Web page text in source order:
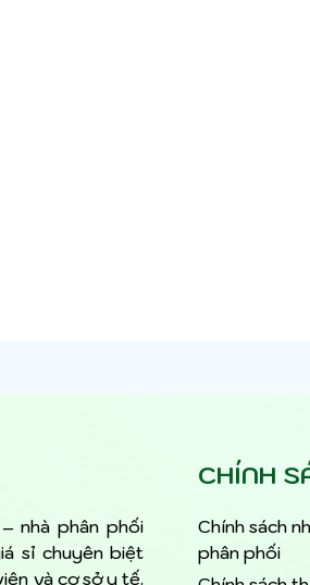
nhà phân phối
sỉ chuyên biệt
và cơ sở y tế.
CHÍNH
Chính sách
phân phối